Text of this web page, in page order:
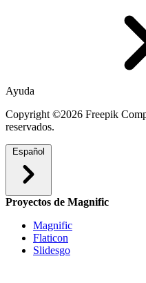
Ayuda
Copyright ©2026 Freepik
reservados.
Español
Proyectos de Magnific
Magnific
Flaticon
Slidesgo